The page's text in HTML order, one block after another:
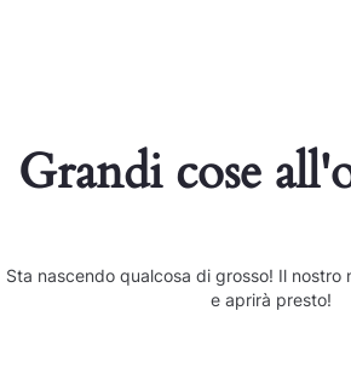
Grandi cose
Sta nascendo qualcosa di grosso! Il nostro
e aprirà presto!